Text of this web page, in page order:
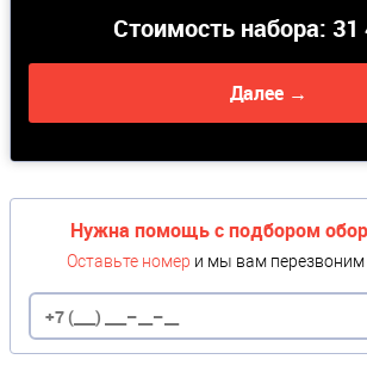
Стоимость набора: 31
Далее →
Нужна помощь с подбором
Оставьте номер и мы вам перезвоним